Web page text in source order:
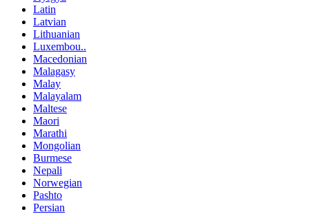
Latin
Latvian
Lithuanian
Luxembou..
Macedonian
Malagasy
Malay
Malayalam
Maltese
Maori
Marathi
Mongolian
Burmese
Nepali
Norwegian
Pashto
Persian